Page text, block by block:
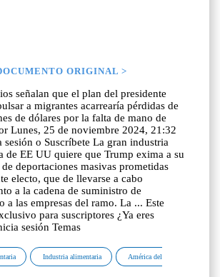
ORIGINAL >
señalan que el plan del presidente
a migrantes acarrearía pérdidas de
de dólares por la falta de mano de
Lunes, 25 de noviembre 2024, 21:32
sesión o Suscríbete La gran industria
de EE UU quiere que Trump exima a su
deportaciones masivas prometidas
electo, que de llevarse a cabo
a la cadena de suministro de
a las empresas del ramo. La ... Este
para suscriptores ¿Ya eres
sesión Temas
Industria alimentaria América del